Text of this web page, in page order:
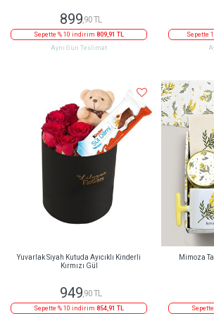
899,90 TL
Sepette % 10 indirim 809,91 TL
Aynı Gün Teslimat
Sepette
Yuvarlak Siyah Kutuda Ayıcıklı Kinderli
Kırmızı Gül
949,90 TL
Sepette % 10 indirim 854,91 TL
Mimoza